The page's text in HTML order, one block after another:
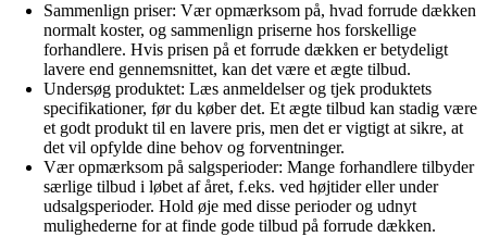
Sammenlign priser: Vær opmærksom på, hvad forrude dækken
normalt koster, og sammenlign priserne hos forskellige
forhandlere. Hvis prisen på et forrude dækken er betydeligt
lavere end gennemsnittet, kan det være et ægte tilbud.
Undersøg produktet: Læs anmeldelser og tjek produktets
specifikationer, før du køber det. Et ægte tilbud kan stadig være
et godt produkt til en lavere pris, men det er vigtigt at sikre, at
det vil opfylde dine behov og forventninger.
Vær opmærksom på salgsperioder: Mange forhandlere tilbyder
særlige tilbud i løbet af året, f.eks. ved højtider eller under
udsalgsperioder. Hold øje med disse perioder og udnyt
mulighederne for at finde gode tilbud på forrude dækken.